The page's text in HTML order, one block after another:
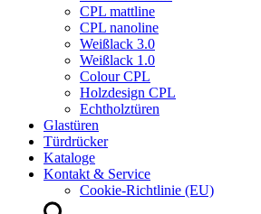
CPL mattline
CPL nanoline
Weißlack 3.0
Weißlack 1.0
Colour CPL
Holzdesign CPL
Echtholztüren
Glastüren
Türdrücker
Kataloge
Kontakt & Service
Cookie-Richtlinie (EU)